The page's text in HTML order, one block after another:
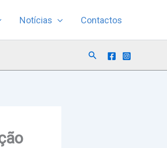
Notícias Contactos
Search